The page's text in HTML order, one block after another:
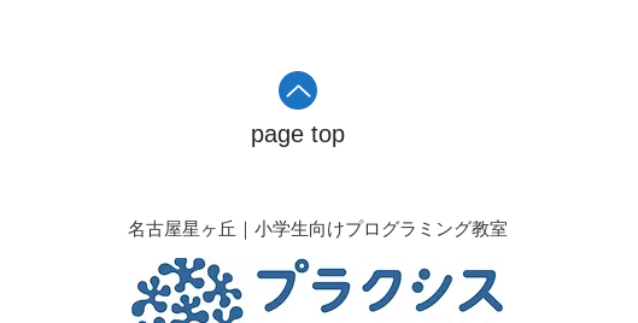
page top
​名古屋星ヶ丘｜小学生向けプログラミング教室